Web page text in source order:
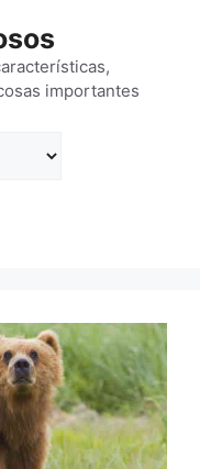
importantes